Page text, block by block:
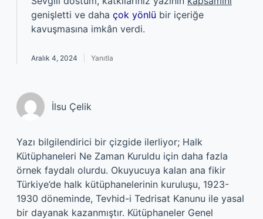
genişletti ve daha çok yönlü bir içeriğe
kavuşmasına imkân verdi.
Aralık 4, 2024 Yanıtla
İlsu Çelik
Yazı bilgilendirici bir çizgide ilerliyor; Halk
Kütüphaneleri Ne Zaman Kuruldu için daha fazla
örnek faydalı olurdu. Okuyucuya kalan ana fikir
Türkiye’de halk kütüphanelerinin kuruluşu, 1923-
1930 döneminde, Tevhid-i Tedrisat Kanunu ile yasal
bir dayanak kazanmıştır. Kütüphaneler Genel